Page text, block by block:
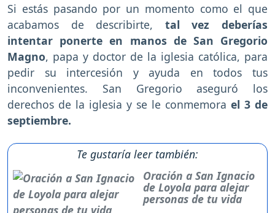
Si estás pasando por un momento como el que
acabamos de describirte, tal vez deberías
intentar ponerte en manos de San Gregorio
Magno, papa y doctor de la iglesia católica, para
pedir su intercesión y ayuda en todos tus
inconvenientes. San Gregorio aseguró los
derechos de la iglesia y se le conmemora el 3 de
septiembre.
Te gustaría leer también:
Oración a San Ignacio
de Loyola para alejar
personas de tu vida